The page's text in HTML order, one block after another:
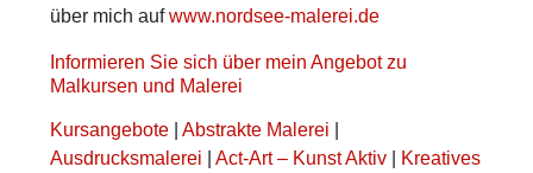
über mich aufwww.nordsee-malerei.de
Informieren Sie sich über mein Angebot zu
Malkursen und Malerei
Kursangebote | Abstrakte Malerei |
Ausdrucksmalerei | Act-Art – Kunst Aktiv | Kreatives